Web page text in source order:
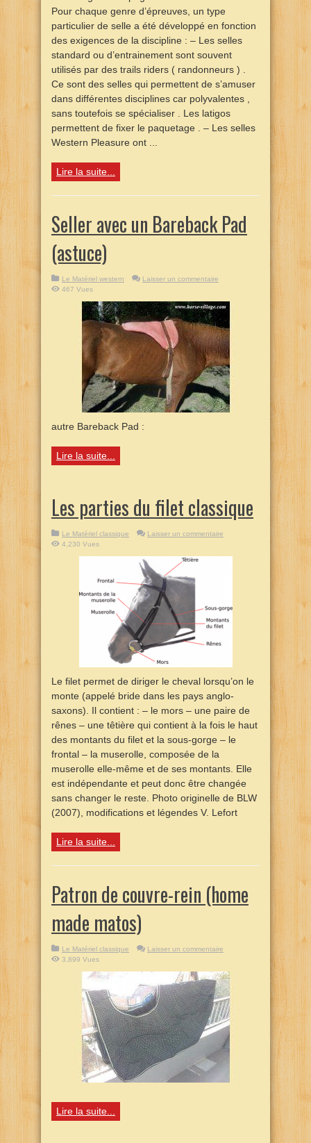
Pour chaque genre d’épreuves, un type
particulier de selle a été développé en fonction
des exigences de la discipline : – Les selles
standard ou d’entrainement sont souvent
utilisés par des trails riders ( randonneurs ) .
Ce sont des selles qui permettent de s’amuser
dans différentes disciplines car polyvalentes ,
sans toutefois se spécialiser . Les latigos
permettent de fixer le paquetage . – Les selles
Western Pleasure ont ...
Lire la suite...
Seller avec un Bareback Pad
(astuce)
Le Matériel western
Laisser un commentaire
467 Vues
autre Bareback Pad :
Lire la suite...
Les parties du filet classique
Le Matériel classique
Laisser un commentaire
4,230 Vues
Le filet permet de diriger le cheval lorsqu’on le
monte (appelé bride dans les pays anglo-
saxons). Il contient : – le mors – une paire de
rênes – une têtière qui contient à la fois le haut
des montants du filet et la sous-gorge – le
frontal – la muserolle, composée de la
muserolle elle-même et de ses montants. Elle
est indépendante et peut donc être changée
sans changer le reste. Photo originelle de BLW
(2007), modifications et légendes V. Lefort
Lire la suite...
Patron de couvre-rein (home
made matos)
Le Matériel classique
Laisser un commentaire
3,899 Vues
Lire la suite...